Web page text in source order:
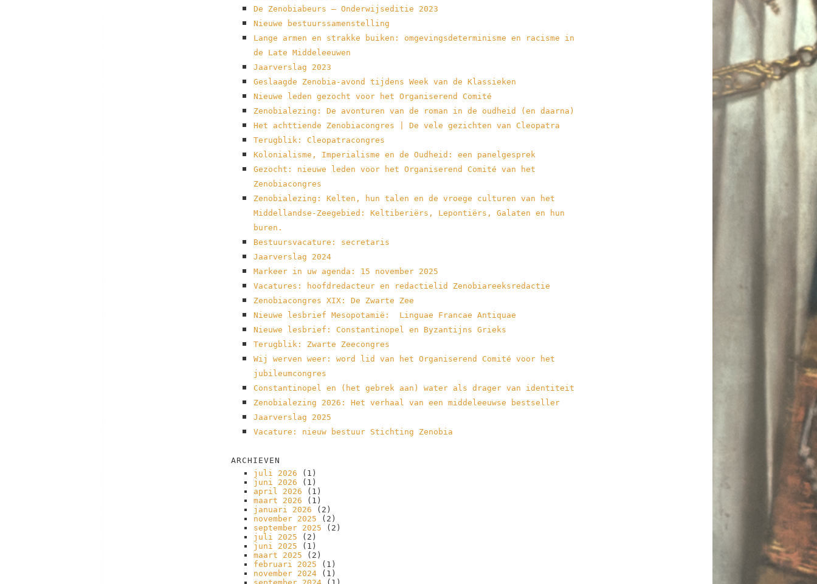
De Zenobiabeurs – Onderwijseditie 2023
Nieuwe bestuurssamenstelling
Lange armen en strakke buiken: omgevingsdeterminisme en racisme in
de Late Middeleeuwen
Jaarverslag 2023
Geslaagde Zenobia-avond tijdens Week van de Klassieken
Nieuwe leden gezocht voor het Organiserend Comité
Zenobialezing: De avonturen van de roman in de oudheid (en daarna)
Het achttiende Zenobiacongres | De vele gezichten van Cleopatra
Terugblik: Cleopatracongres
Kolonialisme, Imperialisme en de Oudheid: een panelgesprek
Gezocht: nieuwe leden voor het Organiserend Comité van het
Zenobiacongres
Zenobialezing: Kelten, hun talen en de vroege culturen van het
Middellandse-Zeegebied: Keltiberiërs, Lepontiërs, Galaten en hun
buren.
Bestuursvacature: secretaris
Jaarverslag 2024
Markeer in uw agenda: 15 november 2025
Vacatures: hoofdredacteur en redactielid Zenobiareeksredactie
Zenobiacongres XIX: De Zwarte Zee
Nieuwe lesbrief Mesopotamië: Linguae Francae Antiquae
Nieuwe lesbrief: Constantinopel en Byzantijns Grieks
Terugblik: Zwarte Zeecongres
Wij werven weer: word lid van het Organiserend Comité voor het
jubileumcongres
Constantinopel en (het gebrek aan) water als drager van identiteit
Zenobialezing 2026: Het verhaal van een middeleeuwse bestseller
Jaarverslag 2025
Vacature: nieuw bestuur Stichting Zenobia
ARCHIEVEN
juli 2026 (1)
juni 2026 (1)
april 2026 (1)
maart 2026 (1)
januari 2026 (2)
november 2025 (2)
september 2025 (2)
juli 2025 (2)
juni 2025 (1)
maart 2025 (2)
februari 2025 (1)
november 2024 (1)